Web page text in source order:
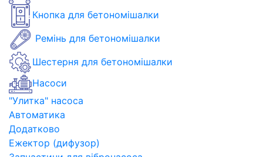
Кнопка для бетономішалки
Ремінь для бетономішалки
Шестерня для бетономішалки
Насоси
"Улитка" насоса
Автоматика
Додатково
Ежектор (дифузор)